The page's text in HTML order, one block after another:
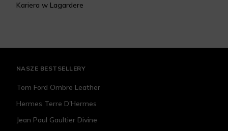
Kariera w Lagardere
NASZE BESTSELLERY
Tom Ford Ombre Leather
Hermes Terre D'Hermes
Jean Paul Gaultier Divine